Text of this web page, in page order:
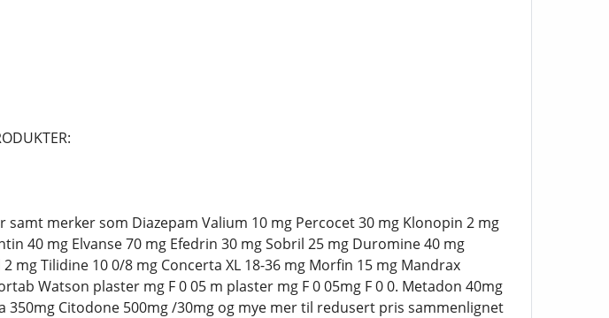
merker som Diazepam Valium 10 mg Percocet 30 mg Klonopin 2 mg
40 mg Elvanse 70 mg Efedrin 30 mg Sobril 25 mg Duromine 40 mg
mg Tilidine 10 0/8 mg Concerta XL 18-36 mg Morfin 15 mg Mandrax
Watson plaster mg F 0 05 m plaster mg F 0 05mg F 0 0. Metadon 40mg
350mg Citodone 500mg /30mg og mye mer til redusert pris sammenlignet